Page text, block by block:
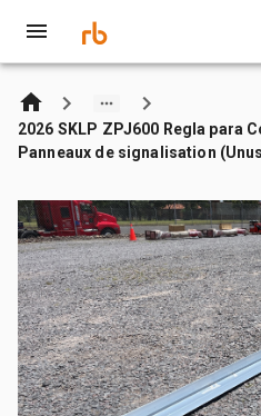
2026 SKLP ZPJ600 Regla para
Panneaux de signalisation